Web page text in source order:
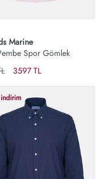
Marine
Spor Gömlek
3597 TL